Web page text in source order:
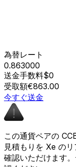
為替レート
0.863000
送金手数料$0
受取額€863.00
今すぐ送金
この通貨ペアの
見積もりを Xe の
確認いただけます